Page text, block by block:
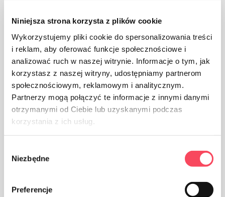
Niniejsza strona korzysta z plików cookie
Wykorzystujemy pliki cookie do spersonalizowania treści
i reklam, aby oferować funkcje społecznościowe i
analizować ruch w naszej witrynie. Informacje o tym, jak
korzystasz z naszej witryny, udostępniamy partnerom
społecznościowym, reklamowym i analitycznym.
Partnerzy mogą połączyć te informacje z innymi danymi
otrzymanymi od Ciebie lub uzyskanymi podczas
korzystania z ich usług.
zgody
Niezbędne
Preferencje
influisce sul gusto e sull'odore del piatto
Il prodotto può essere riciclato